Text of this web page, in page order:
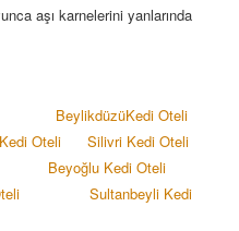
aşı karnelerini yanlarında
BeylikdüzüKedi Oteli
Oteli
Silivri Kedi Oteli
Beyoğlu Kedi Oteli
Sultanbeyli Kedi